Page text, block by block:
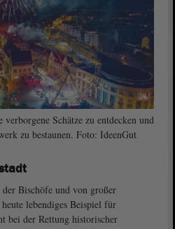
Schätze zu entdecken und
zu bestaunen. Foto: IdeenGut
Bischöfe und von großer
lebendiges Beispiel für
bei der Rettung historischer